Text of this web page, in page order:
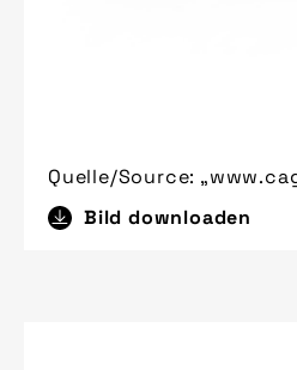
Quelle/Source:
Bild downloaden